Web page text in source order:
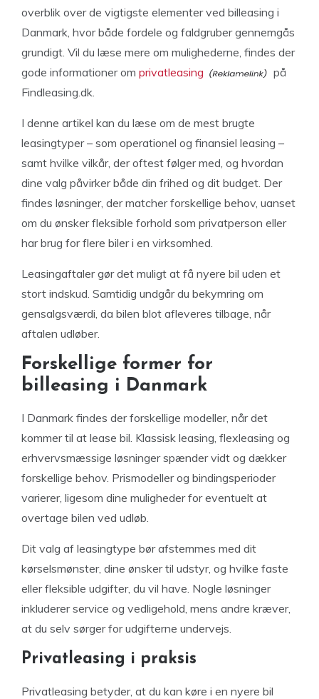
overblik over de vigtigste elementer ved billeasing i
Danmark, hvor både fordele og faldgruber gennemgås
grundigt. Vil du læse mere om mulighederne, findes der
gode informationer om privatleasing
på
Findleasing.dk.
I denne artikel kan du læse om de mest brugte
leasingtyper – som operationel og finansiel leasing –
samt hvilke vilkår, der oftest følger med, og hvordan
dine valg påvirker både din frihed og dit budget. Der
findes løsninger, der matcher forskellige behov, uanset
om du ønsker fleksible forhold som privatperson eller
har brug for flere biler i en virksomhed.
Leasingaftaler gør det muligt at få nyere bil uden et
stort indskud. Samtidig undgår du bekymring om
gensalgsværdi, da bilen blot afleveres tilbage, når
aftalen udløber.
Forskellige former for
billeasing i Danmark
I Danmark findes der forskellige modeller, når det
kommer til at lease bil. Klassisk leasing, flexleasing og
erhvervsmæssige løsninger spænder vidt og dækker
forskellige behov. Prismodeller og bindingsperioder
varierer, ligesom dine muligheder for eventuelt at
overtage bilen ved udløb.
Dit valg af leasingtype bør afstemmes med dit
kørselsmønster, dine ønsker til udstyr, og hvilke faste
eller fleksible udgifter, du vil have. Nogle løsninger
inkluderer service og vedligehold, mens andre kræver,
at du selv sørger for udgifterne undervejs.
Privatleasing i praksis
Privatleasing betyder, at du kan køre i en nyere bil